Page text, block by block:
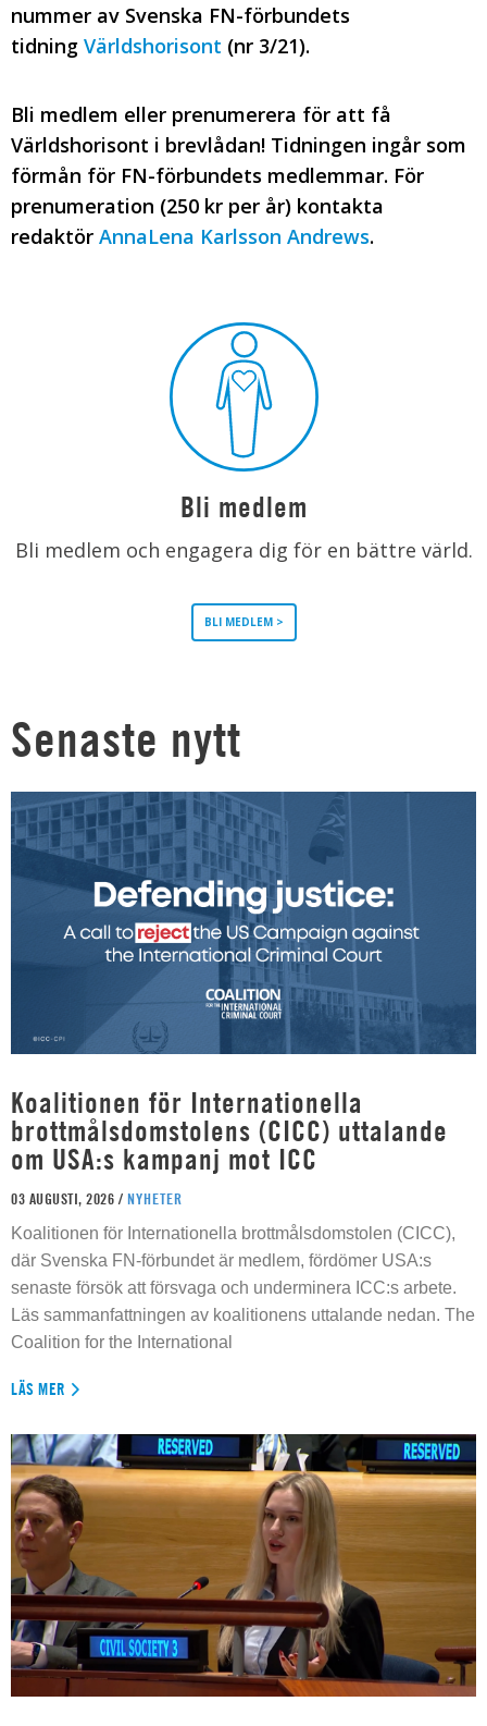
nummer av Svenska FN-förbundets
tidning Världshorisont (nr 3/21).
Bli medlem eller prenumerera för att få
Världshorisont i brevlådan! Tidningen ingår som
förmån för FN-förbundets medlemmar. För
prenumeration (250 kr per år) kontakta
redaktör AnnaLena Karlsson Andrews.
Bli medlem
Bli medlem och engagera dig för en bättre värld.
BLI MEDLEM >
Senaste nytt
Koalitionen för Internationella
brottmålsdomstolens (CICC) uttalande
om USA:s kampanj mot ICC
03 AUGUSTI, 2026 / NYHETER
Koalitionen för Internationella brottmålsdomstolen (CICC),
där Svenska FN-förbundet är medlem, fördömer USA:s
senaste försök att försvaga och underminera ICC:s arbete.
Läs sammanfattningen av koalitionens uttalande nedan. The
Coalition for the International
LÄS MER